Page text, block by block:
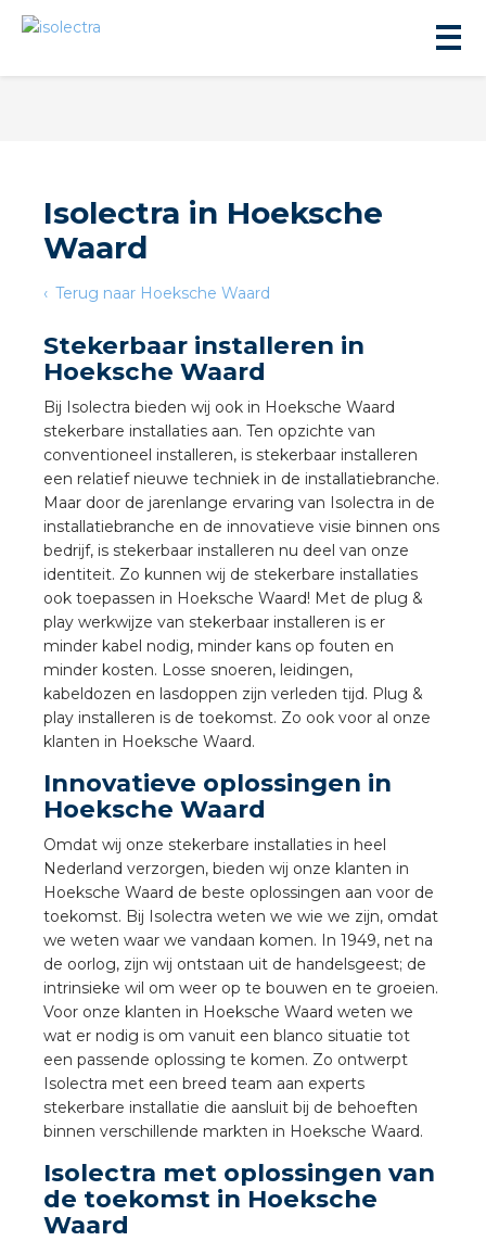
Isolectra in Hoeksche
Waard
Terug naar Hoeksche Waard
Stekerbaar installeren in
Hoeksche Waard
Bij Isolectra bieden wij ook in Hoeksche Waard
stekerbare installaties aan. Ten opzichte van
conventioneel installeren, is stekerbaar installeren
een relatief nieuwe techniek in de installatiebranche.
Maar door de jarenlange ervaring van Isolectra in de
installatiebranche en de innovatieve visie binnen ons
bedrijf, is stekerbaar installeren nu deel van onze
identiteit. Zo kunnen wij de stekerbare installaties
ook toepassen in Hoeksche Waard! Met de plug &
play werkwijze van stekerbaar installeren is er
minder kabel nodig, minder kans op fouten en
minder kosten. Losse snoeren, leidingen,
kabeldozen en lasdoppen zijn verleden tijd. Plug &
play installeren is de toekomst. Zo ook voor al onze
klanten in Hoeksche Waard.
Innovatieve oplossingen in
Hoeksche Waard
Omdat wij onze stekerbare installaties in heel
Nederland verzorgen, bieden wij onze klanten in
Hoeksche Waard de beste oplossingen aan voor de
toekomst. Bij Isolectra weten we wie we zijn, omdat
we weten waar we vandaan komen. In 1949, net na
de oorlog, zijn wij ontstaan uit de handelsgeest; de
intrinsieke wil om weer op te bouwen en te groeien.
Voor onze klanten in Hoeksche Waard weten we
wat er nodig is om vanuit een blanco situatie tot
een passende oplossing te komen. Zo ontwerpt
Isolectra met een breed team aan experts
stekerbare installatie die aansluit bij de behoeften
binnen verschillende markten in Hoeksche Waard.
Isolectra met oplossingen van
de toekomst in Hoeksche
Waard
installeren
installeren
installeren in beton
installeren in de tuinbouw
stekerbare vlakkabel
GST®
RST®